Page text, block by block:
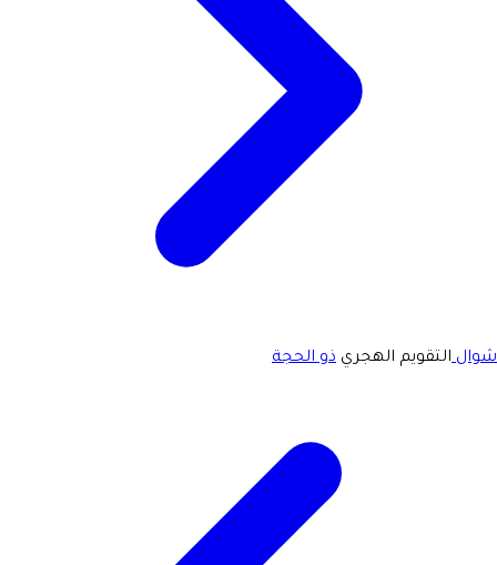
شوالالتقويم الهجري ذو الحجة